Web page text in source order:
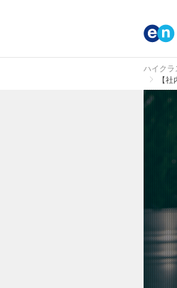
ハイク
【